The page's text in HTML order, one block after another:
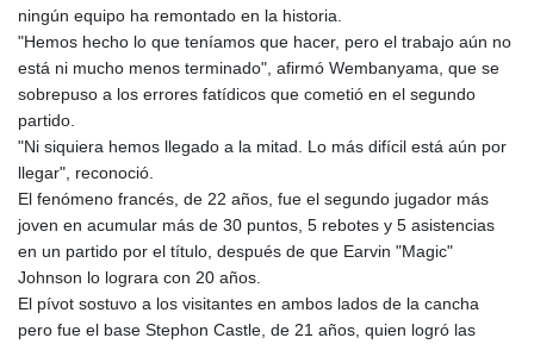
ningún equipo ha remontado en la historia.
"Hemos hecho lo que teníamos que hacer, pero el trabajo aún no
está ni mucho menos terminado", afirmó Wembanyama, que se
sobrepuso a los errores fatídicos que cometió en el segundo
partido.
"Ni siquiera hemos llegado a la mitad. Lo más difícil está aún por
llegar", reconoció.
El fenómeno francés, de 22 años, fue el segundo jugador más
joven en acumular más de 30 puntos, 5 rebotes y 5 asistencias
en un partido por el título, después de que Earvin "Magic"
Johnson lo lograra con 20 años.
El pívot sostuvo a los visitantes en ambos lados de la cancha
pero fue el base Stephon Castle, de 21 años, quien logró las